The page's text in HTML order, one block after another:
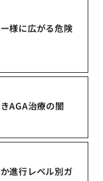
様に広がる危険
AGA治療の闇
進行レベル別ガ